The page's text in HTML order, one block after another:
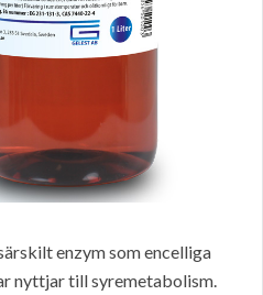
enzym som encelliga
nyttjar till syremetabolism.